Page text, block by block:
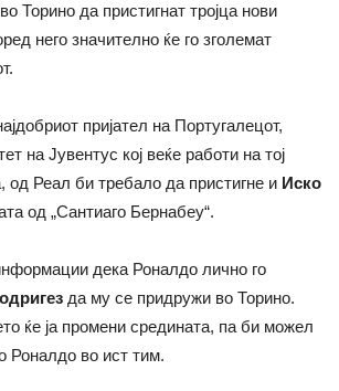
Торино да пристигнат тројца нови
него значително ќе го зголемат
пријател на Португалецот,
на Јувентус кој веќе работи на тој
од Реал би требало да пристигне и Иско
од „Сантиаго Бернабеу“.
дека Роналдо лично го
да му се придружи во Торино.
ќе ја промени средината, па би можел
Роналдо во ист тим.